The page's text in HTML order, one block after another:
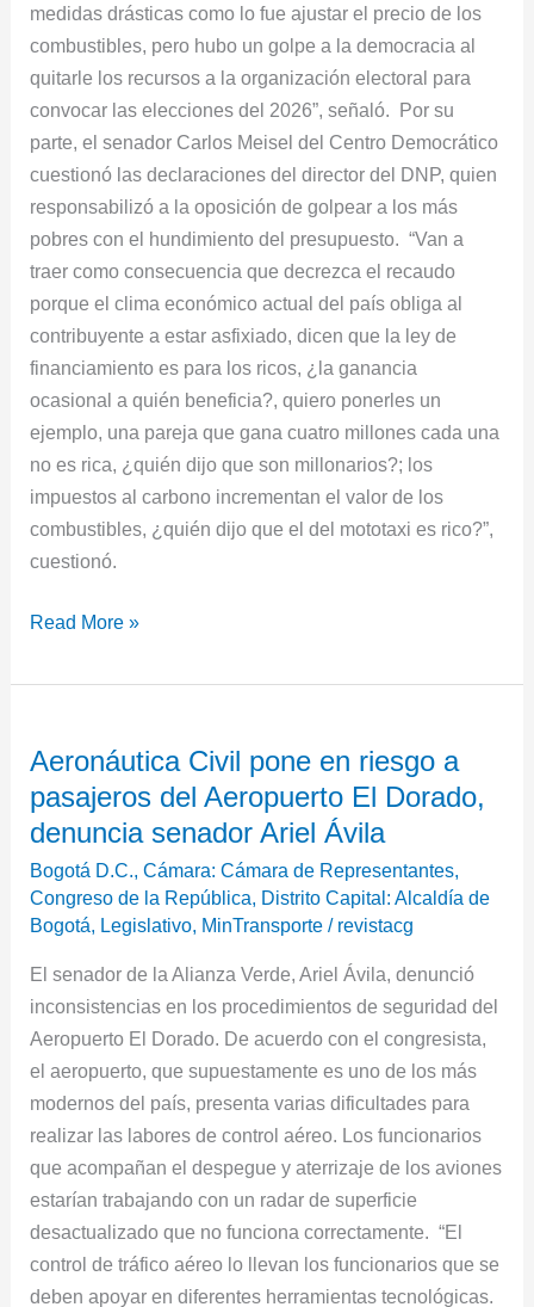
medidas drásticas como lo fue ajustar el precio de los
combustibles, pero hubo un golpe a la democracia al
quitarle los recursos a la organización electoral para
convocar las elecciones del 2026”, señaló. Por su
parte, el senador Carlos Meisel del Centro Democrático
cuestionó las declaraciones del director del DNP, quien
responsabilizó a la oposición de golpear a los más
pobres con el hundimiento del presupuesto. “Van a
traer como consecuencia que decrezca el recaudo
porque el clima económico actual del país obliga al
contribuyente a estar asfixiado, dicen que la ley de
financiamiento es para los ricos, ¿la ganancia
ocasional a quién beneficia?, quiero ponerles un
ejemplo, una pareja que gana cuatro millones cada una
no es rica, ¿quién dijo que son millonarios?; los
impuestos al carbono incrementan el valor de los
combustibles, ¿quién dijo que el del mototaxi es rico?”,
cuestionó.
Read More »
Aeronáutica Civil pone en riesgo a
pasajeros del Aeropuerto El Dorado,
denuncia senador Ariel Ávila
Bogotá D.C.,Cámara: Cámara de Representantes,
Congreso de la República, Distrito Capital: Alcaldía de
Bogotá, Legislativo, MinTransporte / revistacg
El senador de la Alianza Verde, Ariel Ávila, denunció
inconsistencias en los procedimientos de seguridad del
Aeropuerto El Dorado. De acuerdo con el congresista,
el aeropuerto, que supuestamente es uno de los más
modernos del país, presenta varias dificultades para
realizar las labores de control aéreo. Los funcionarios
que acompañan el despegue y aterrizaje de los aviones
estarían trabajando con un radar de superficie
desactualizado que no funciona correctamente. “El
control de tráfico aéreo lo llevan los funcionarios que se
deben apoyar en diferentes herramientas tecnológicas.
Civil
pone
en
a
pasajeros
Aeropuerto
El
Dorado,
denuncia
senador
Ariel
Ávila